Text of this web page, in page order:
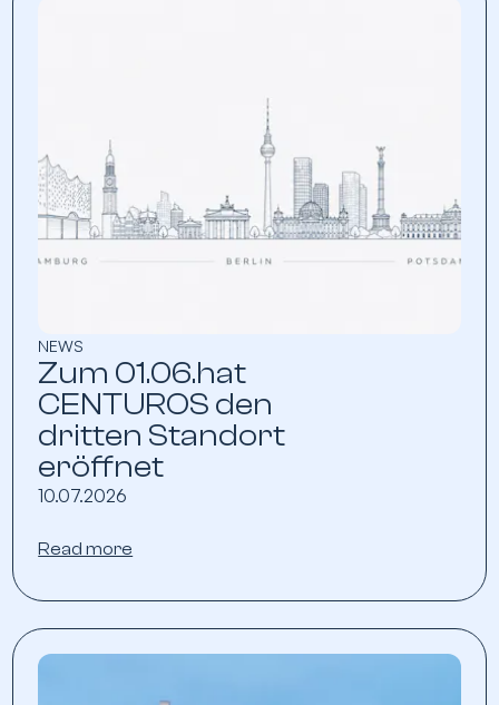
NEWS
Zum 01.06.hat
CENTUROS den
dritten Standort
eröffnet
10.07.2026
Read more